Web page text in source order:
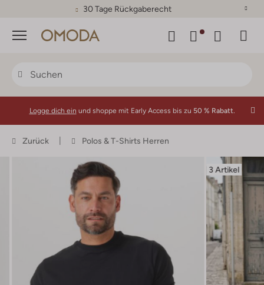
30 Tage Rückgaberecht
Menü
Logge dich ein und shoppe mit Early Access bis zu 50 % Rabatt.
Zurück Polos & T-Shirts Herren
3 Artikel